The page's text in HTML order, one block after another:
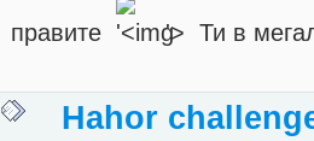
правите '> Ти в
Hahor